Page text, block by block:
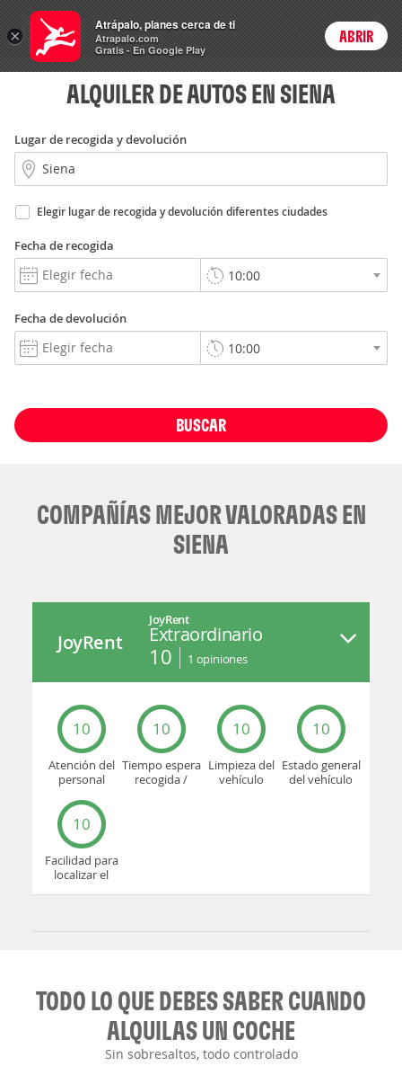
Rent
a Car Login
ALQUILER DE AUTOS EN SIENA
Lugar de recogida y devolución
Elegir lugar de recogida y devolución diferentes ciudades
Fecha de recogida
Fecha de devolución
BUSCAR
COMPAÑÍAS MEJOR VALORADAS EN
SIENA
JoyRent
JoyRent
Extraordinario
10 1 opiniones
10
Atención del
personal
10
Tiempo espera
recogida /
10
Limpieza del
vehículo
10
Estado general
del vehículo
10
Facilidad para
localizar el
TODO LO QUE DEBES SABER CUANDO
ALQUILAS UN COCHE
Sin sobresaltos, todo controlado
×
Atrápalo, planes cerca de ti
Atrapalo.com
Gratis - En Google Play
ABRIR